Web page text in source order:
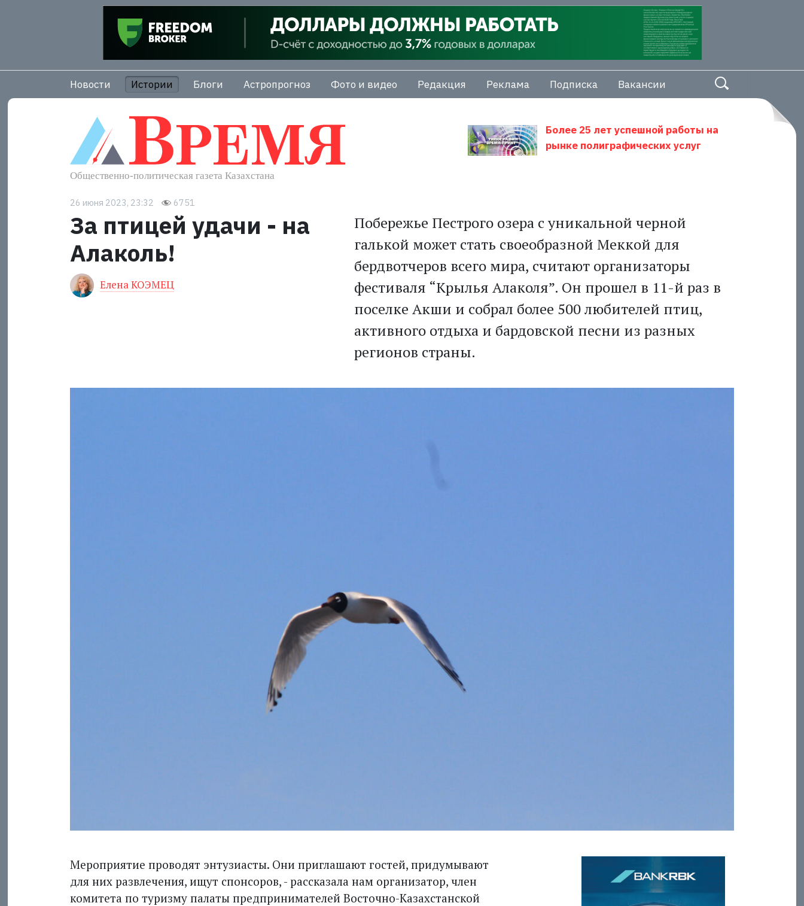
Новости Истории Блоги Астропрогноз Фото и видео Редакция Реклама Подписка Вакансии
Более 25 лет успешной работы на
рынке полиграфических услуг
26 июня 2023, 23:32 6751
За птицей удачи - на
Алаколь!
Елена КОЭМЕЦ
Побережье Пестрого озера с уникальной черной
галькой может стать своеобразной Меккой для
бердвотчеров всего мира, считают организаторы
фестиваля “Крылья Алаколя”. Он прошел в 11-й раз в
поселке Акши и собрал более 500 любителей птиц,
активного отдыха и бардовской песни из разных
регионов страны.
Мероприятие проводят энтузиасты. Они приглашают гостей, придумывают
для них развлечения, ищут спонсоров, - рассказала нам организатор, член
комитета по туризму палаты предпринимателей Восточно-Казахстанской